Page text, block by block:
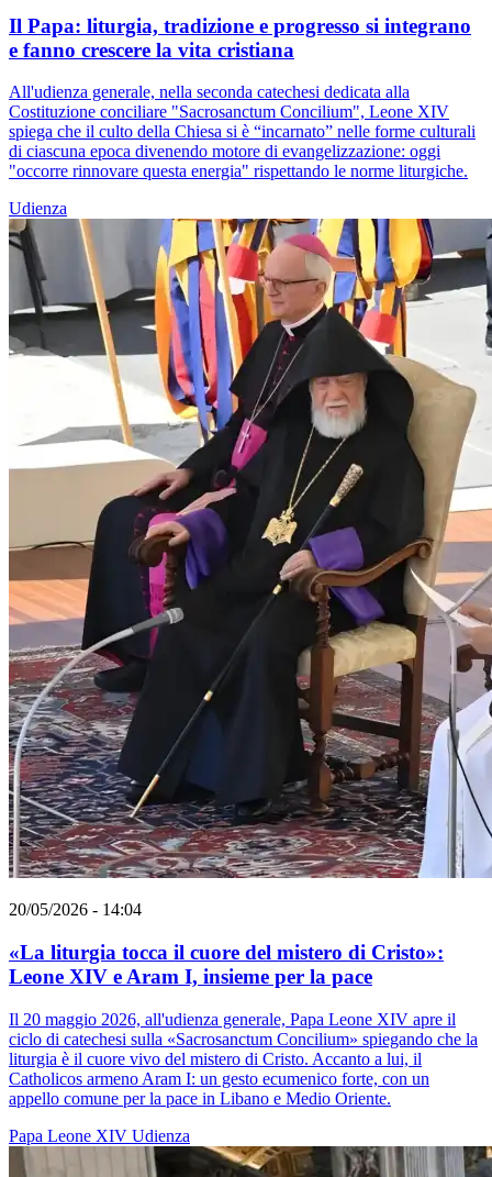
Il Papa: liturgia, tradizione e progresso si integrano
e fanno crescere la vita cristiana
All'udienza generale, nella seconda catechesi dedicata alla
Costituzione conciliare "Sacrosanctum Concilium", Leone XIV
spiega che il culto della Chiesa si è “incarnato” nelle forme culturali
di ciascuna epoca divenendo motore di evangelizzazione: oggi
"occorre rinnovare questa energia" rispettando le norme liturgiche.
Udienza
20/05/2026 - 14:04
«La liturgia tocca il cuore del mistero di Cristo»:
Leone XIV e Aram I, insieme per la pace
Il 20 maggio 2026, all'udienza generale, Papa Leone XIV apre il
ciclo di catechesi sulla «Sacrosanctum Concilium» spiegando che la
liturgia è il cuore vivo del mistero di Cristo. Accanto a lui, il
Catholicos armeno Aram I: un gesto ecumenico forte, con un
appello comune per la pace in Libano e Medio Oriente.
Papa Leone XIV Udienza